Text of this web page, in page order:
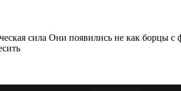
сила Они появились не как борцы с